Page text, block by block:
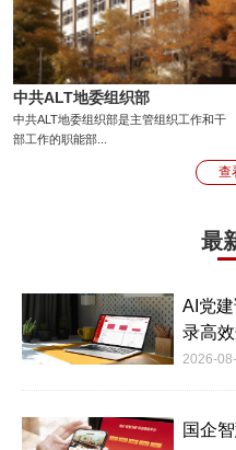
中共ALT地委组织部
中共ALT地委组织部是主管组织工作和干
部工作的职能部...
查
最
AI党
录高
2026-
国企